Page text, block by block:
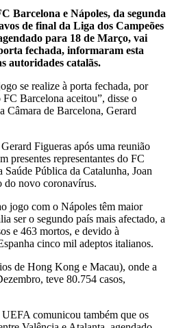
Barcelona e Nápoles, da segunda
de final da Liga dos Campeões
para 18 de Março, vai
fechada, informaram esta
autoridades catalãs.
se realize à porta fechada, por
Barcelona aceitou”, disse o
Câmara de Barcelona, Gerard
Figueras após uma reunião
presentes representantes do FC
Saúde Pública da Catalunha, Joan
do novo coronavírus.
jogo com o Nápoles têm maior
ser o segundo país mais afectado, a
e 463 mortos, e devido à
cinco mil adeptos italianos.
de Hong Kong e Macau), onde a
teve 80.754 casos,
comunicou também que os